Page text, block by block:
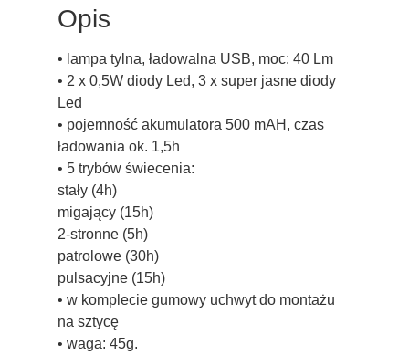
Opis
• lampa tylna, ładowalna USB, moc: 40 Lm
• 2 x 0,5W diody Led, 3 x super jasne diody
Led
• pojemność akumulatora 500 mAH, czas
ładowania ok. 1,5h
• 5 trybów świecenia:
stały (4h)
migający (15h)
2-stronne (5h)
patrolowe (30h)
pulsacyjne (15h)
• w komplecie gumowy uchwyt do montażu
na sztycę
• waga: 45g.